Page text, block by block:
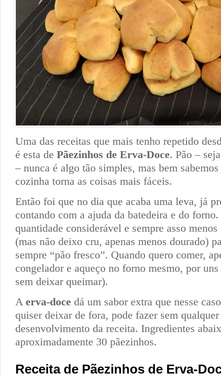
Uma das receitas que mais tenho repetido
é esta de Pãezinhos de Erva-Doce. Pão –
– nunca é algo tão simples, mas bem
cozinha torna as coisas mais fáceis.
Então foi que no dia que acaba uma leva, já
contando com a ajuda da batedeira e do
quantidade considerável e sempre asso
(mas não deixo cru, apenas menos dourado)
sempre “pão fresco”. Quando quero comer,
congelador e aqueço no forno mesmo, por
sem deixar queimar).
A erva-doce dá um sabor extra que nesse
quiser deixar de fora, pode fazer sem
desenvolvimento da receita. Ingredientes
aproximadamente 30 pãezinhos.
Receita de Pãezinhos de Erva-